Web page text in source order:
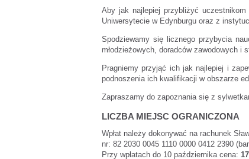
Aby jak najlepiej przybliżyć
Uniwersytecie w Edynburgu oraz z
Spodziewamy się licznego przybycia
młodzieżowych, doradców zawodowych i
Pragniemy przyjąć ich jak najlepiej i
podnoszenia ich kwalifikacji w obszarze
Zapraszamy do zapoznania się z
LICZBA MIEJSC OGRANICZONA
Wpłat należy dokonywać na rachunek
nr: 82 2030 0045 1110 0000 0412 2390
Przy wpłatach do 10 października cena: